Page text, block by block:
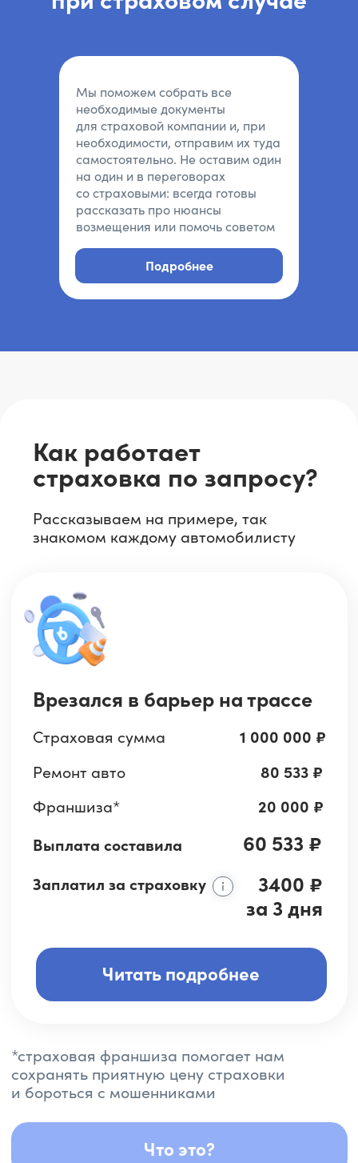
Мы поможем собрать все
необходимые документы
для страховой компании и, при
необходимости, отправим их туда
самостоятельно. Не оставим один
на один и в переговорах
со страховыми: всегда готовы
рассказать про нюансы
возмещения или помочь советом
Подробнее